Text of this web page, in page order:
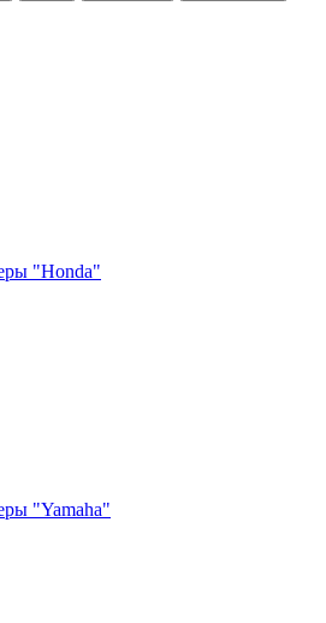
"Honda"
"Yamaha"